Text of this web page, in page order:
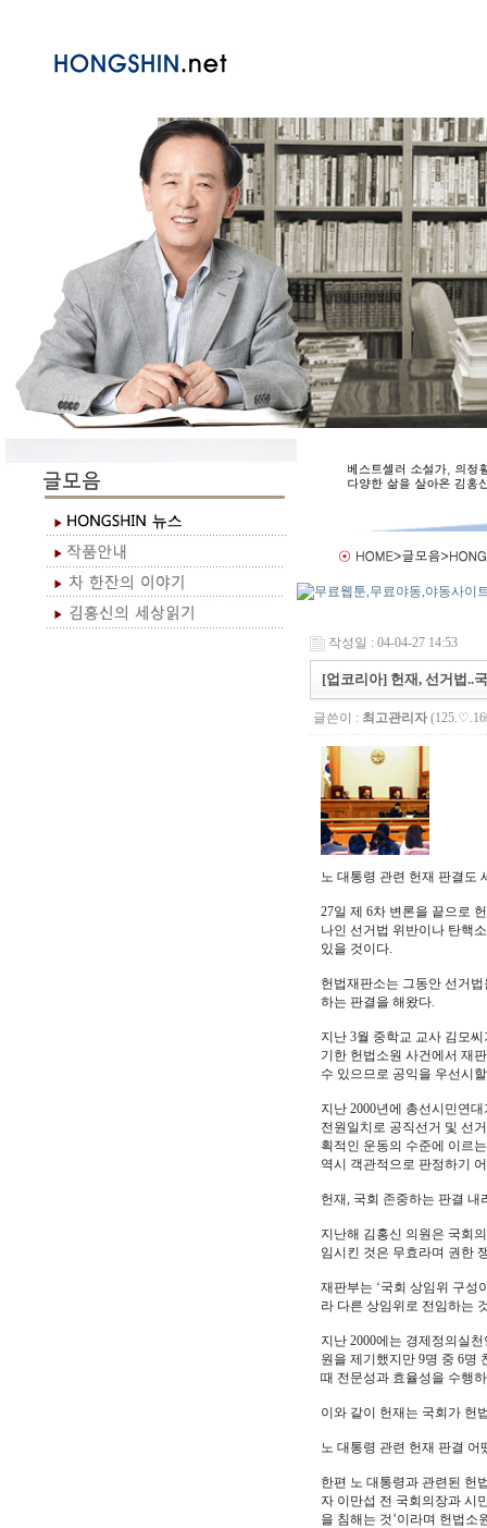
작성일 : 04-04-27 14:53
[업코리아] 헌재, 선거법..
글쓴이 : 최고관리자
노 대통령 관련 헌재 판결도
27일 제 6차 변론을 끝으로
나인 선거법 위반이나 탄핵
있을 것이다.
헌법재판소는 그동안 선거
하는 판결을 해왔다.
지난 3월 중학교 교사 김모
기한 헌법소원 사건에서 재
수 있으므로 공익을 우선시
지난 2000년에 총선시민연
전원일치로 공직선거 및 선
획적인 운동의 수준에 이르
역시 객관적으로 판정하기
헌재, 국회 존중하는 판결 내
지난해 김홍신 의원은 국회
임시킨 것은 무효라며 권한
재판부는 ‘국회 상임위 구성
라 다른 상임위로 전임하는
지난 2000에는 경제정의실
원을 제기했지만 9명 중 6명
때 전문성과 효율성을 수행
이와 같이 헌재는 국회가 헌
노 대통령 관련 헌재 판결 어
한편 노 대통령과 관련된 헌
자 이만섭 전 국회의장과 시
을 침해는 것’이라며 헌법소